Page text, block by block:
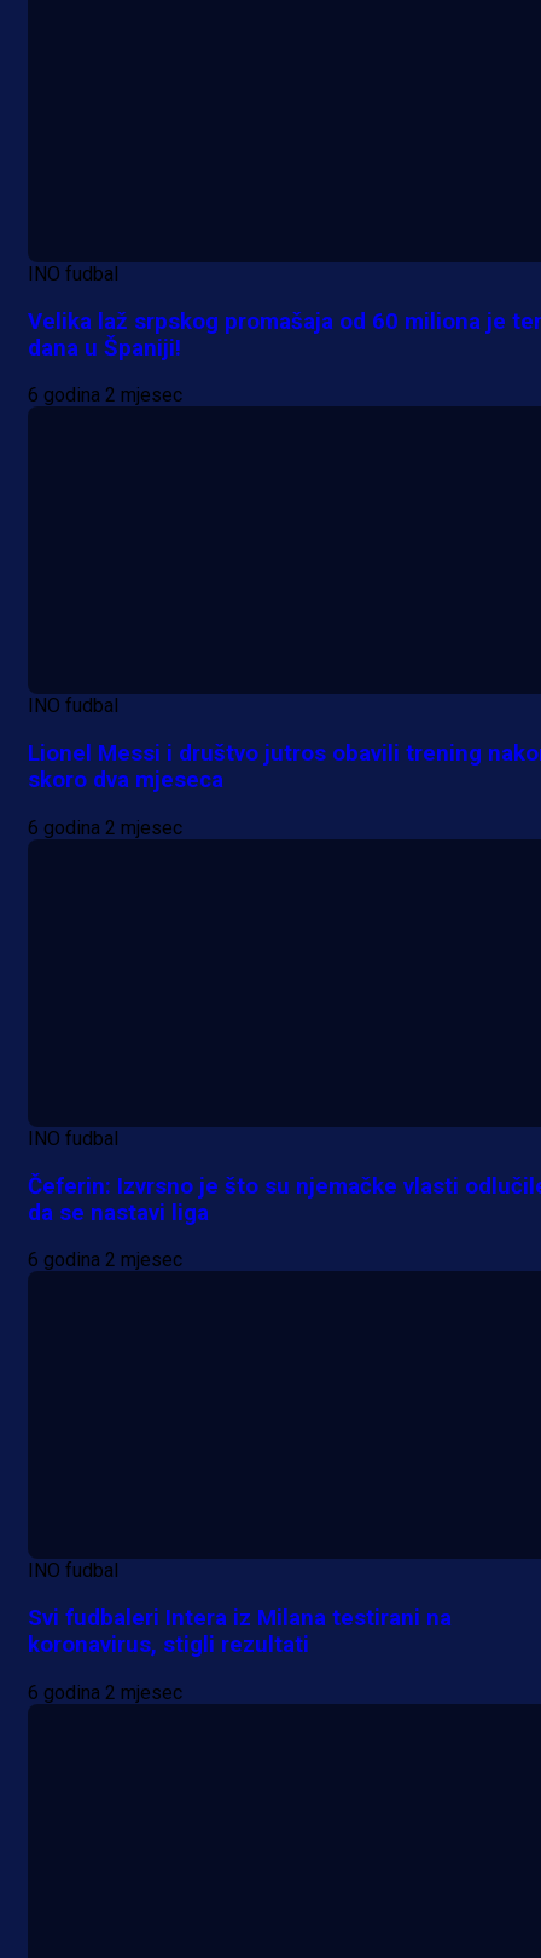
INO fudbal
Velika laž srpskog promašaja od 60 miliona je
dana u Španiji!
6 godina 2 mjesec
INO fudbal
Lionel Messi i društvo jutros obavili trening
skoro dva mjeseca
6 godina 2 mjesec
INO fudbal
Čeferin: Izvrsno je što su njemačke vlasti
da se nastavi liga
6 godina 2 mjesec
INO fudbal
Svi fudbaleri Intera iz Milana testirani na
koronavirus, stigli rezultati
6 godina 2 mjesec